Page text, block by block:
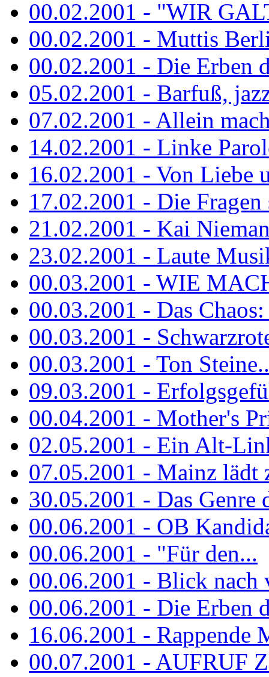
00.02.2001 - "WIR
00.02.2001 - Muttis
00.02.2001 - Die Erben
05.02.2001 - Barfuß,
07.02.2001 - Allein
14.02.2001 - Linke
16.02.2001 - Von Liebe
17.02.2001 - Die
21.02.2001 - Kai
23.02.2001 - Laute
00.03.2001 - WIE
00.03.2001 - Das
00.03.2001 -
00.03.2001 - Ton
09.03.2001 -
00.04.2001 - Mother's
02.05.2001 - Ein Alt-
07.05.2001 - Mainz lädt
30.05.2001 - Das Genre
00.06.2001 - OB
00.06.2001 - "Für den...
00.06.2001 - Blick nach
00.06.2001 - Die Erben
16.06.2001 - Rappende
00.07.2001 - AUFRUF